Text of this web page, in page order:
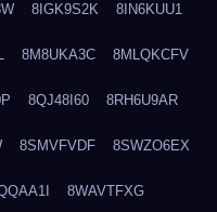
8IGK9S2K 8IN6KUU1
8M8UKA3C 8MLQKCFV
8QJ48I60 8RH6U9AR
8SMVFVDF 8SWZO6EX
8WAVTFXG